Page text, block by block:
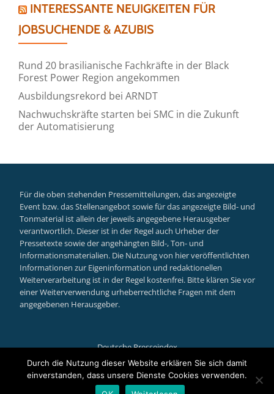
INTERESSANTE NEUIGKEITEN FÜR
JOBSUCHENDE & AZUBIS
Rund 20 brasilianische Fachkräfte in der Black
Forest Power Region angekommen
Ausbildungsrekord bei ARNDT
Nachwuchskräfte starten bei SMC in die Zukunft
der Automatisierung
Für die oben stehenden Pressemitteilungen, das angezeigte
Event bzw. das Stellenangebot sowie für das angezeigte Bild- und
Tonmaterial ist allein der jeweils angegebene Herausgeber
verantwortlich. Dieser ist in der Regel auch Urheber der
Pressetexte sowie der angehängten Bild-, Ton- und
Informationsmaterialien. Die Nutzung von hier veröffentlichten
Informationen zur Eigeninformation und redaktionellen
Weiterverarbeitung ist in der Regel kostenfrei. Bitte klären Sie vor
einer Weiterverwendung urheberrechtliche Fragen mit dem
angegebenen Herausgeber.
Deutsche Presseindex
Secondary
Llorix One Litepowered by WordPress
Durch die Nutzung dieser Website erklären Sie sich damit
einverstanden, dass unsere Dienste Cookies verwenden.